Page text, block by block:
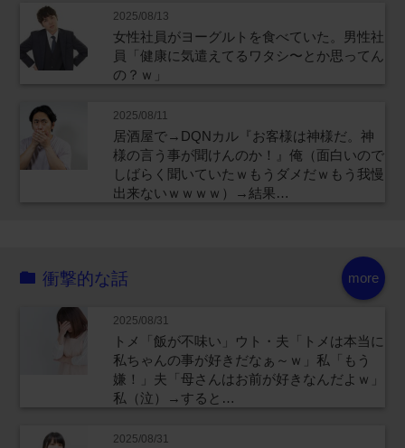
2025/08/13
女性社員がヨーグルトを食べていた。男性社
員「健康に気遣えてるワタシ〜とか思ってん
の？ｗ」
2025/08/11
居酒屋で→DQNカル『お客様は神様だ。神
様の言う事が聞けんのか！』俺（面白いので
しばらく聞いていたｗもうダメだｗもう我慢
出来ないｗｗｗｗ）→結果…
more
衝撃的な話
2025/08/31
トメ「飯が不味い」ウト・夫「トメは本当に
私ちゃんの事が好きだなぁ～ｗ」私「もう
嫌！」夫「母さんはお前が好きなんだよｗ」
私（泣）→すると…
2025/08/31